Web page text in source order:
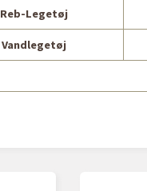
Reb-Legetøj
Vandlegetøj